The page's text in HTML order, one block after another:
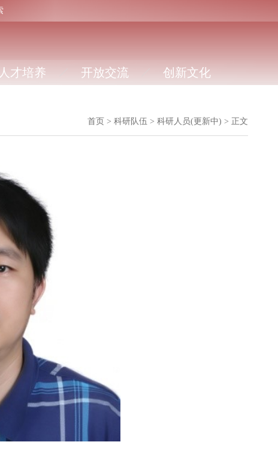
人才培养 开放交流 创新文化
首页 > 科研队伍 > 科研人员(更新中) > 正文